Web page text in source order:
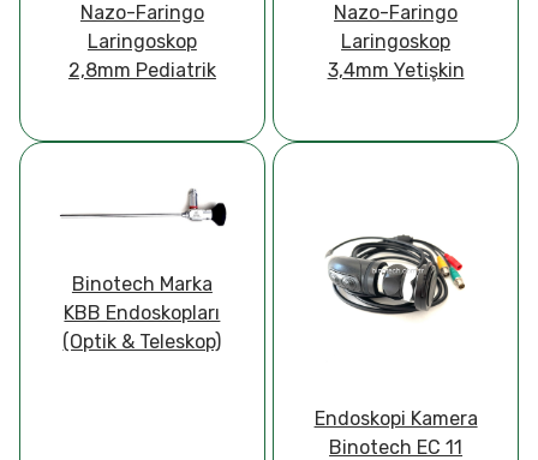
Nazo-Faringo
Laringoskop
2,8mm Pediatrik
Nazo-Faringo
Laringoskop
3,4mm Yetişkin
Binotech Marka
KBB Endoskopları
(Optik & Teleskop)
Endoskopi Kamera
Binotech EC 11